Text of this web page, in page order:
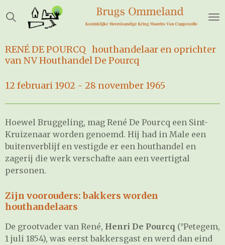
Ga
direct
de
hoofdinhoud
RENÉ DE POURCQ houthandelaar en oprichter
van NV Houthandel De Pourcq
12 februari 1902 - 28 november 1965
Hoewel Bruggeling, mag René De Pourcq een Sint-
Kruizenaar worden genoemd. Hij had in Male een
buitenverblijf en vestigde er een houthandel en
zagerij die werk verschafte aan een veertigtal
personen.
Zijn voorouders: bakkers worden
houthandelaars
De grootvader van René, Henri De Pourcq (°Petegem,
1 juli 1854), was eerst bakkersgast en werd dan eind